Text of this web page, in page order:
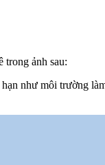
trong ảnh sau:
như môi trường